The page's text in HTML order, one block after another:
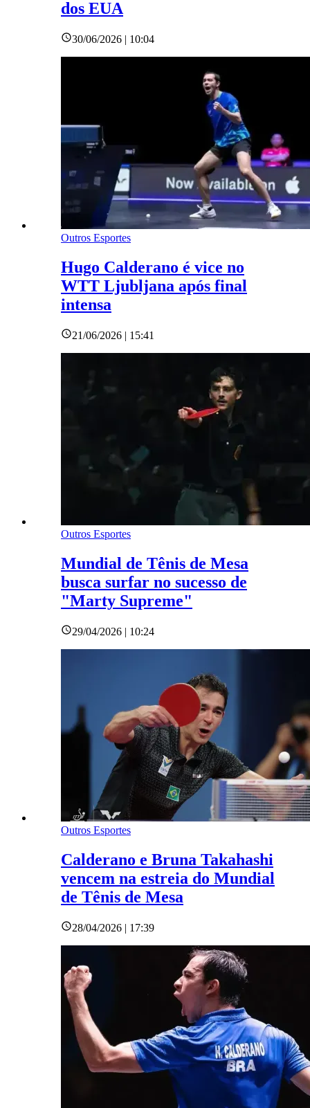
dos EUA
30/06/2026 | 10:04
Outros Esportes
Hugo Calderano é vice no
WTT Ljubljana após final
intensa
21/06/2026 | 15:41
Outros Esportes
Mundial de Tênis de Mesa
busca surfar no sucesso de
"Marty Supreme"
29/04/2026 | 10:24
Outros Esportes
Calderano e Bruna Takahashi
vencem na estreia do Mundial
de Tênis de Mesa
28/04/2026 | 17:39